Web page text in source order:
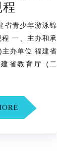
年
福
建
省
少
年
省青少年游泳锦
一、主办和承
办单位 福建省
省教育厅 (二
READ
MORE